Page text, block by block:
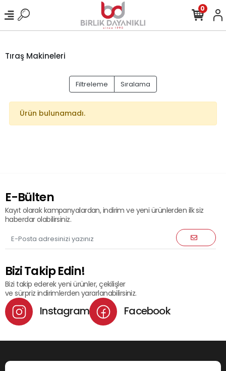
0
Tıraş Makineleri
Filtreleme Sıralama
Ürün bulunamadı.
E-Bülten
Kayıt olarak kampanyalardan, indirim ve yeni ürünlerden ilk siz
haberdar olabilirsiniz.
Bizi Takip Edin!
Bizi takip ederek yeni ürünler, çekilişler
ve sürpriz indirimlerden yararlanabilirsiniz.
Instagram Facebook